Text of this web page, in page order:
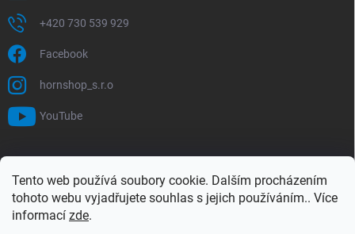
Tento web používá soubory cookie. Dalším procházením
tohoto webu vyjadřujete souhlas s jejich používáním.. Více
informací zde.
+420 730 539 929
Facebook
hornshop_s.r.o
YouTube
Hledat